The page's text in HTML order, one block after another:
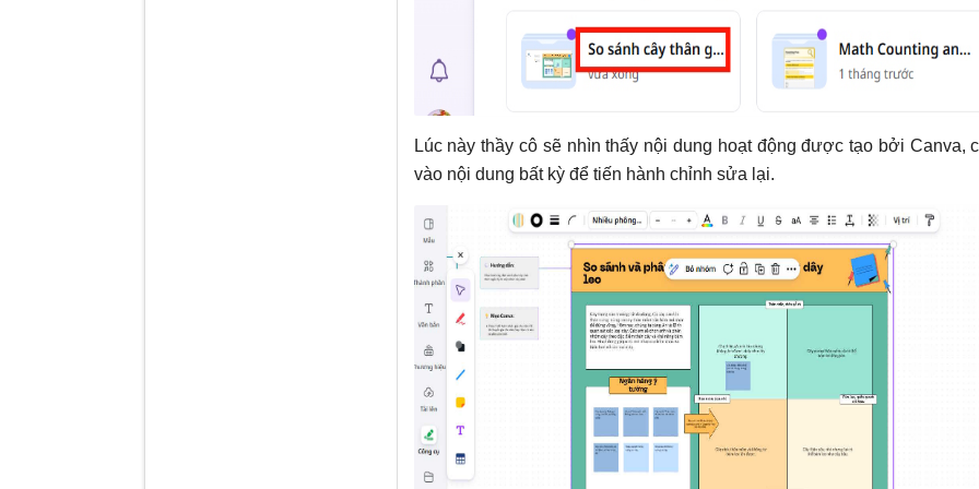
Lúc này thầy cô sẽ nhìn thấy nội dung hoạt động được tạo bởi Canva,
vào nội dung bất kỳ để tiến hành chỉnh sửa lại.